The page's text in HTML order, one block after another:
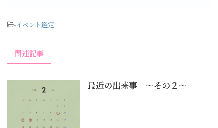
-イベント鑑定
関連記事
最近の出来事 〜その２〜